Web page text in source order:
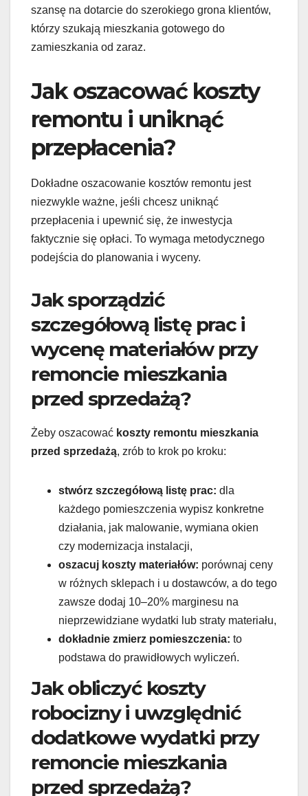
szansę na dotarcie do szerokiego grona klientów,
którzy szukają mieszkania gotowego do
zamieszkania od zaraz.
Jak oszacować koszty
remontu i uniknąć
przepłacenia?
Dokładne oszacowanie kosztów remontu jest
niezwykle ważne, jeśli chcesz uniknąć
przepłacenia i upewnić się, że inwestycja
faktycznie się opłaci. To wymaga metodycznego
podejścia do planowania i wyceny.
Jak sporządzić
szczegółową listę prac i
wycenę materiałów przy
remoncie mieszkania
przed sprzedażą?
Żeby oszacować koszty remontu mieszkania
przed sprzedażą, zrób to krok po kroku:
stwórz szczegółową listę prac: dla
każdego pomieszczenia wypisz konkretne
działania, jak malowanie, wymiana okien
czy modernizacja instalacji,
oszacuj koszty materiałów: porównaj ceny
w różnych sklepach i u dostawców, a do tego
zawsze dodaj 10–20% marginesu na
nieprzewidziane wydatki lub straty materiału,
dokładnie zmierz pomieszczenia: to
podstawa do prawidłowych wyliczeń.
Jak obliczyć koszty
robocizny i uwzględnić
dodatkowe wydatki przy
remoncie mieszkania
przed sprzedażą?